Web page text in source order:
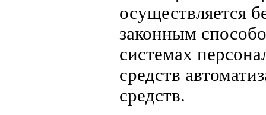
осуществляется
законным
системах
средств
средств.